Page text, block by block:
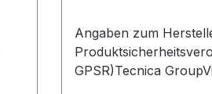
Angaben zum
GPSR)Tecnica